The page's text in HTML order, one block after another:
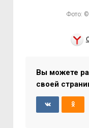
Фото:
Вы можете
своей